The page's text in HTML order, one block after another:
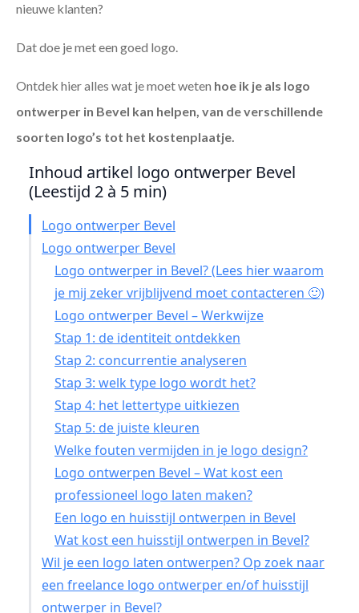
nieuwe klanten?
Dat doe je met een goed logo.
Ontdek hier alles wat je moet weten hoe ik je als logo
ontwerper in Bevel kan helpen, van de verschillende
soorten logo’s tot het kostenplaatje.
Inhoud artikel logo ontwerper Bevel
(Leestijd 2 à 5 min)
Logo ontwerper Bevel
Logo ontwerper Bevel
Logo ontwerper in Bevel? (Lees hier waarom
je mij zeker vrijblijvend moet contacteren 🙂)
Logo ontwerper Bevel – Werkwijze
Stap 1: de identiteit ontdekken
Stap 2: concurrentie analyseren
Stap 3: welk type logo wordt het?
Stap 4: het lettertype uitkiezen
Stap 5: de juiste kleuren
Welke fouten vermijden in je logo design?
Logo ontwerpen Bevel – Wat kost een
professioneel logo laten maken?
Een logo en huisstijl ontwerpen in Bevel
Wat kost een huisstijl ontwerpen in Bevel?
Wil je een logo laten ontwerpen? Op zoek naar
een freelance logo ontwerper en/of huisstijl
ontwerper in Bevel?